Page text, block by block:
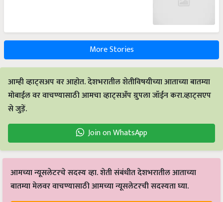
More Stories
आम्ही व्हाट्सअप वर आहोत. देशभरातील शेतीविषयीच्या आताच्या बातम्या
मोबाईल वर वाचण्यासाठी आमचा व्हाट्सअँप ग्रुपला जॉईन करा.व्हाट्सएप
से जुड़ें.
Join on WhatsApp
आमच्या न्यूसलेटरचे सदस्य व्हा. शेती संबंधीत देशभरातील आताच्या
बातम्या मेलवर वाचण्यासाठी आमच्या न्यूसलेटरची सदस्यता घ्या.